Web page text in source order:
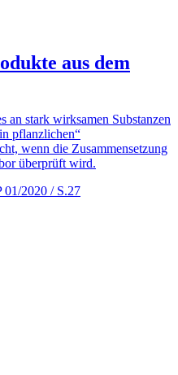
aus dem
an stark wirksamen Substanzen
pflanzlichen“
wenn die Zusammensetzung
überprüft wird.
01/2020 / S.27